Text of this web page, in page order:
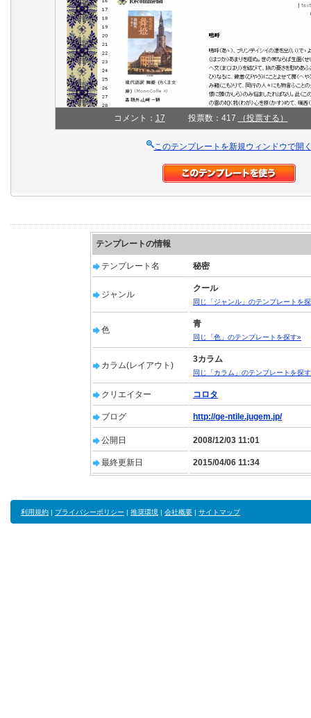
コメント： 17 投票数：417 （投票する）
このテンプレートを新規ウィンドウで開
テンプレートの情報
テンプレート名 秘密
ジャンル
クール
同じ「ジャンル」のテンプレートを
色
青
同じ「色」のテンプレートを探す»
カラム(レイアウト)
3カラム
同じ「カラム」のテンプレートを探
クリエイター コロタ
ブログ http://ge-ntile.jugem.jp/
公開日 2008/12/03 11:01
最終更新日 2015/04/06 11:34
利用規約 | プライバシーポリシー | 推奨環境 | 会社概要 | サイトマップ